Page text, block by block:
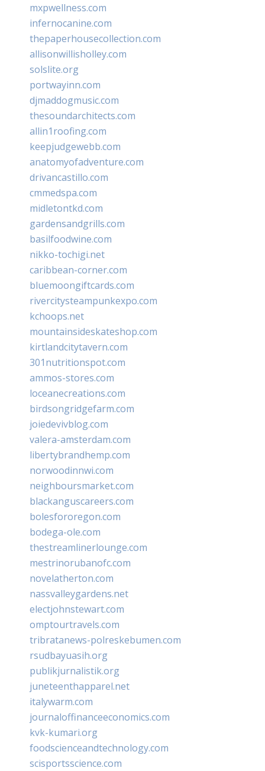
mxpwellness.com
infernocanine.com
thepaperhousecollection.com
allisonwillisholley.com
solslite.org
portwayinn.com
djmaddogmusic.com
thesoundarchitects.com
allin1roofing.com
keepjudgewebb.com
anatomyofadventure.com
drivancastillo.com
cmmedspa.com
midletontkd.com
gardensandgrills.com
basilfoodwine.com
nikko-tochigi.net
caribbean-corner.com
bluemoongiftcards.com
rivercitysteampunkexpo.com
kchoops.net
mountainsideskateshop.com
kirtlandcitytavern.com
301nutritionspot.com
ammos-stores.com
loceanecreations.com
birdsongridgefarm.com
joiedevivblog.com
valera-amsterdam.com
libertybrandhemp.com
norwoodinnwi.com
neighboursmarket.com
blackanguscareers.com
bolesfororegon.com
bodega-ole.com
thestreamlinerlounge.com
mestrinorubanofc.com
novelatherton.com
nassvalleygardens.net
electjohnstewart.com
omptourtravels.com
tribratanews-polreskebumen.com
rsudbayuasih.org
publikjurnalistik.org
juneteenthapparel.net
italywarm.com
journaloffinanceeconomics.com
kvk-kumari.org
foodscienceandtechnology.com
scisportsscience.com